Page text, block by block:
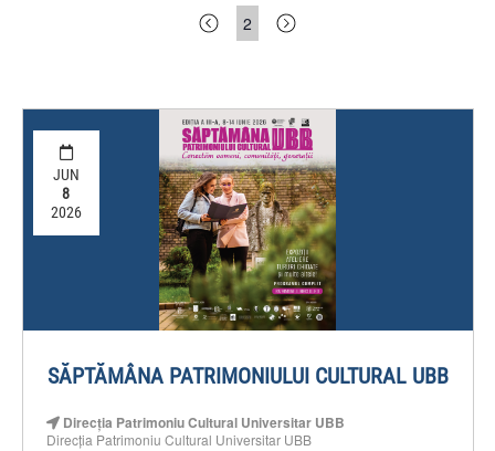
2
JUN
8
2026
SĂPTĂMÂNA PATRIMONIULUI CULTURAL UBB
Direcția Patrimoniu Cultural Universitar UBB
Direcția Patrimoniu Cultural Universitar UBB